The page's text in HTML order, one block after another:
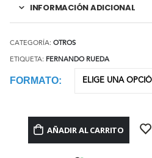
INFORMACIÓN ADICIONAL
CATEGORÍA: OTROS
ETIQUETA: FERNANDO RUEDA
FORMATO
AÑADIR AL CARRITO